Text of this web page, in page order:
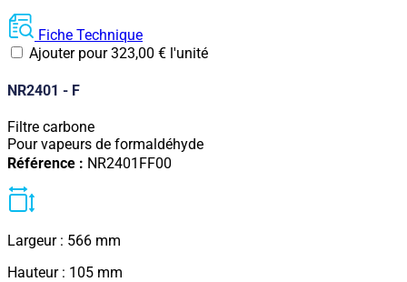
Fiche Technique
Ajouter pour323,00 € l'unité
NR2401 - F
Filtre carbone
Pour vapeurs de formaldéhyde
Référence : NR2401FF00
Largeur : 566 mm
Hauteur : 105 mm